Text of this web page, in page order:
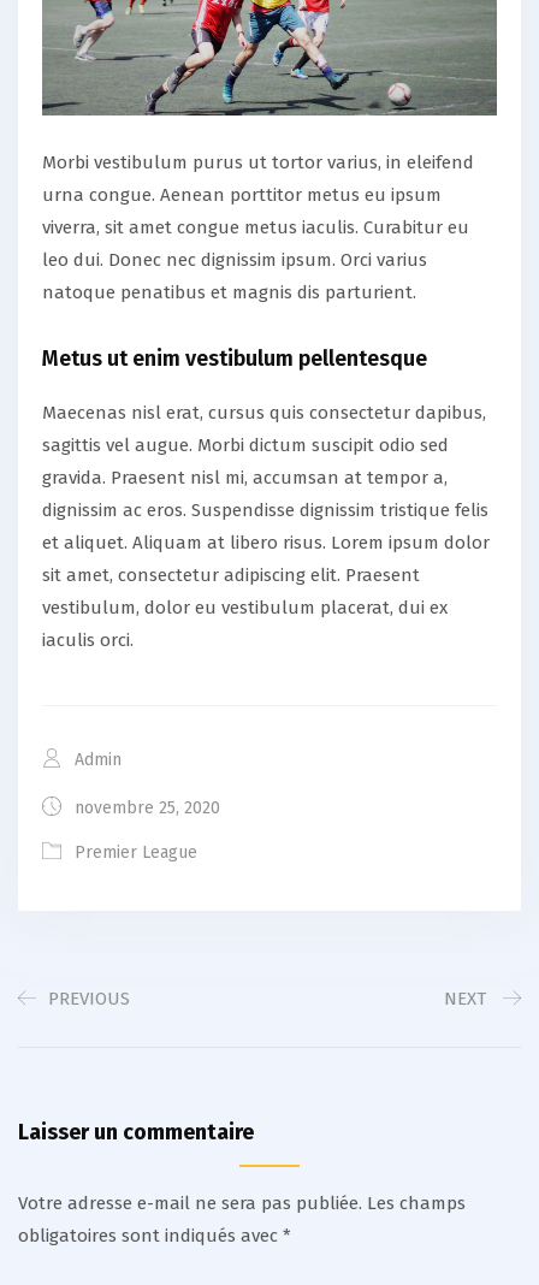
Morbi vestibulum purus ut tortor varius, in eleifend
urna congue. Aenean porttitor metus eu ipsum
viverra, sit amet congue metus iaculis. Curabitur eu
leo dui. Donec nec dignissim ipsum. Orci varius
natoque penatibus et magnis dis parturient.
Metus ut enim vestibulum pellentesque
Maecenas nisl erat, cursus quis consectetur dapibus,
sagittis vel augue. Morbi dictum suscipit odio sed
gravida. Praesent nisl mi, accumsan at tempor a,
dignissim ac eros. Suspendisse dignissim tristique felis
et aliquet. Aliquam at libero risus. Lorem ipsum dolor
sit amet, consectetur adipiscing elit. Praesent
vestibulum, dolor eu vestibulum placerat, dui ex
iaculis orci.
Admin
novembre 25, 2020
Premier League
PREVIOUS NEXT
Laisser un commentaire
Votre adresse e-mail ne sera pas publiée. Les champs
obligatoires sont indiqués avec *